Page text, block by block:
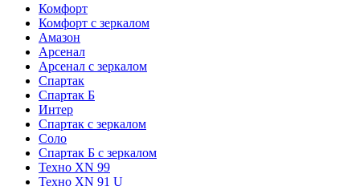
Комфорт
Комфорт с зеркалом
Амазон
Арсенал
Арсенал с зеркалом
Спартак
Спартак Б
Интер
Спартак с зеркалом
Соло
Спартак Б с зеркалом
Техно XN 99
Техно XN 91 U